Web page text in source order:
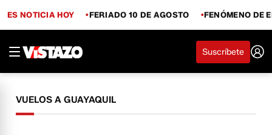
ES NOTICIA HOY FERIADO 10 DE AGOSTO FENÓMENO DE
Suscríbete
VUELOS A GUAYAQUIL